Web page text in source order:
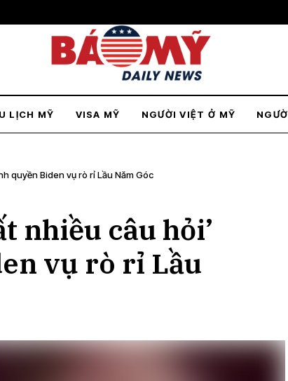
LỊCH MỸ VISA MỸ NGƯỜI VIỆT Ở MỸ
quyền Biden vụ rò rỉ Lầu Năm Góc
nhiều câu hỏi’
vụ rò rỉ Lầu